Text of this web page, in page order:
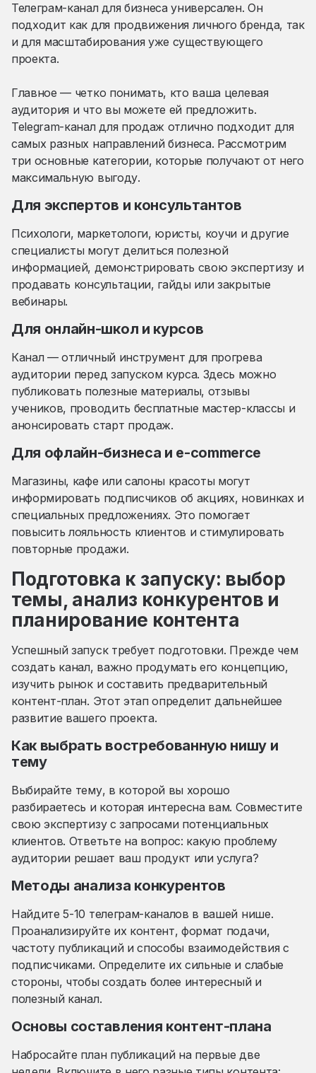
Телеграм-канал для бизнеса универсален. Он
подходит как для продвижения личного бренда, так
и для масштабирования уже существующего
проекта.
Главное — четко понимать, кто ваша целевая
аудитория и что вы можете ей предложить.
Telegram-канал для продаж отлично подходит для
самых разных направлений бизнеса. Рассмотрим
три основные категории, которые получают от него
максимальную выгоду.
Для экспертов и консультантов
Психологи, маркетологи, юристы, коучи и другие
специалисты могут делиться полезной
информацией, демонстрировать свою экспертизу и
продавать консультации, гайды или закрытые
вебинары.
Для онлайн-школ и курсов
Канал — отличный инструмент для прогрева
аудитории перед запуском курса. Здесь можно
публиковать полезные материалы, отзывы
учеников, проводить бесплатные мастер-классы и
анонсировать старт продаж.
Для офлайн-бизнеса и e-commerce
Магазины, кафе или салоны красоты могут
информировать подписчиков об акциях, новинках и
специальных предложениях. Это помогает
повысить лояльность клиентов и стимулировать
повторные продажи.
Подготовка к запуску: выбор
темы, анализ конкурентов и
планирование контента
Успешный запуск требует подготовки. Прежде чем
создать канал, важно продумать его концепцию,
изучить рынок и составить предварительный
контент-план. Этот этап определит дальнейшее
развитие вашего проекта.
Как выбрать востребованную нишу и
тему
Выбирайте тему, в которой вы хорошо
разбираетесь и которая интересна вам. Совместите
свою экспертизу с запросами потенциальных
клиентов. Ответьте на вопрос: какую проблему
аудитории решает ваш продукт или услуга?
Методы анализа конкурентов
Найдите 5-10 телеграм-каналов в вашей нише.
Проанализируйте их контент, формат подачи,
частоту публикаций и способы взаимодействия с
подписчиками. Определите их сильные и слабые
стороны, чтобы создать более интересный и
полезный канал.
Основы составления контент-плана
Набросайте план публикаций на первые две